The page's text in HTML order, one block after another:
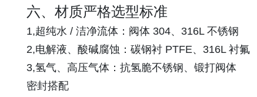
六、材质严格选型标准
1,超纯水 / 洁净流体：阀体 304、316L 不锈钢
2,电解液、酸碱腐蚀：碳钢衬 PTFE、316L 衬氟
3,氢气、高压气体：抗氢脆不锈钢、锻打阀体
密封搭配